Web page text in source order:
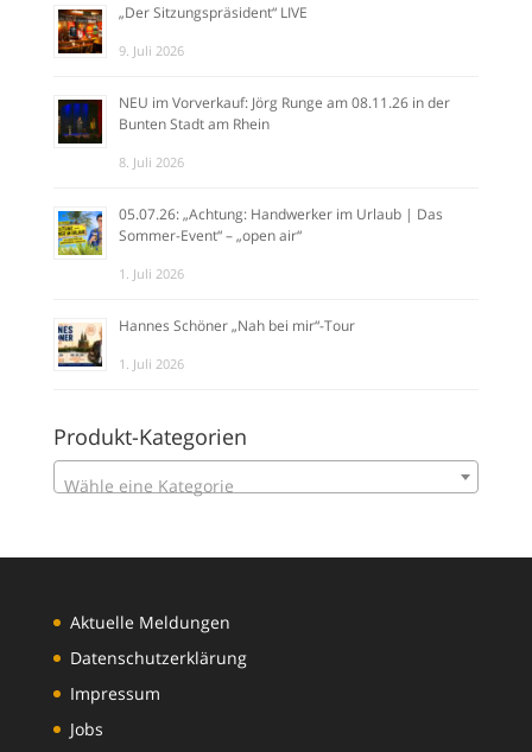
„Der Sitzungspräsident“ LIVE
9. Juli 2026
NEU im Vorverkauf: Jörg Runge am 08.11.26 in der
Bunten Stadt am Rhein
8. Juli 2026
05.07.26: „Achtung: Handwerker im Urlaub | Das
Sommer-Event“ – „open air“
1. Juli 2026
Hannes Schöner „Nah bei mir“-Tour
1. Juli 2026
Produkt-Kategorien
Wähle eine Kategorie
Aktuelle Meldungen
Datenschutzerklärung
Impressum
Jobs